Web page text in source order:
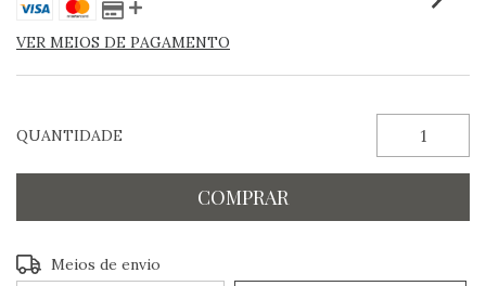
VER MEIOS DE PAGAMENTO
QUANTIDADE
Entregas para o CEP:
Meios de envio